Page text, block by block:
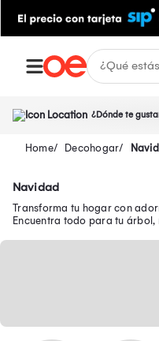
¿Dónde te
Decohogar
Navidad
Transforma tu hogar con
Encuentra todo para tu árbol,